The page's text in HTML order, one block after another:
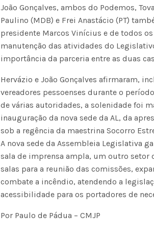
João Gonçalves, ambos do Podemos,
Paulino (MDB) e Frei Anastácio (PT)
presidente Marcos Vinícius e de todos
manutenção das atividades do
importância da parceria entre as duas
Hervázio e João Gonçalves afirmaram,
vereadores pessoenses durante o
de várias autoridades, a solenidade foi
inauguração da nova sede da AL, da
sob a regência da maestrina Socorro
A nova sede da Assembleia Legislativa
sala de imprensa ampla, um outro
salas para a reunião das comissões,
combate a incêndio, atendendo a
acessibilidade para os portadores de
Por Paulo de Pádua – CMJP